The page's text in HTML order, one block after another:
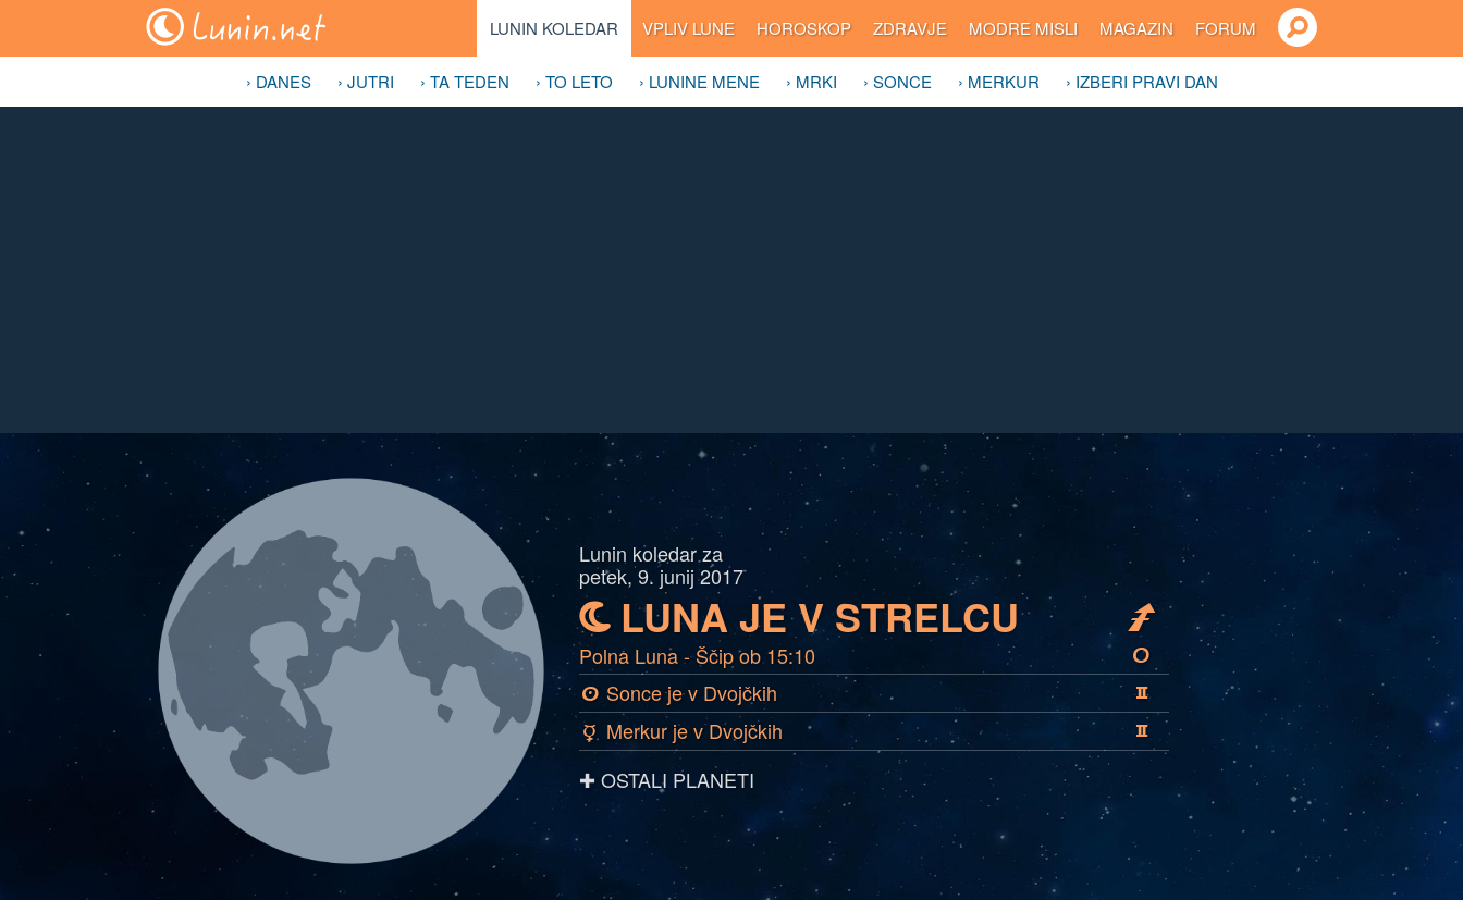
LUNIN KOLEDAR VPLIV LUNE HOROSKOP ZDRAVJE MODRE MISLI MAGAZIN FORUM
› DANES › JUTRI › TA TEDEN › TO LETO › LUNINE MENE › MRKI › SONCE › MERKUR › IZBERI PRAVI DAN
Lunin koledar za
petek, 9. junij 2017
bLUNA JE V STRELCU I
Polna Luna - Ščip ob 15:10
U
a Sonce je v Dvojčkih
C
c Merkur je v Dvojčkih C
✚ OSTALI PLANETI